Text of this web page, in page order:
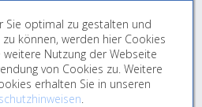
Sie optimal zu gestalten und
können, werden hier Cookies
Nutzung der Webseite
von Cookies zu. Weitere
erhalten Sie in unseren
.